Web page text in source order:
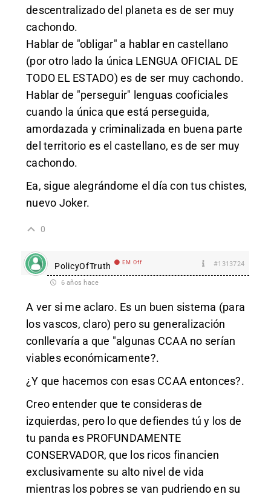
descentralizado del planeta es de ser muy
cachondo.
Hablar de "obligar" a hablar en castellano
(por otro lado la única LENGUA OFICIAL DE
TODO EL ESTADO) es de ser muy cachondo.
Hablar de "perseguir" lenguas cooficiales
cuando la única que está perseguida,
amordazada y criminalizada en buena parte
del territorio es el castellano, es de ser muy
cachondo.
Ea, sigue alegrándome el día con tus chistes,
nuevo Joker.
0
PolicyOfTruth EM Off #1313724
6 años hace
A ver si me aclaro. Es un buen sistema (para
los vascos, claro) pero su generalización
conllevaría a que "algunas CCAA no serían
viables económicamente?.
¿Y que hacemos con esas CCAA entonces?.
Creo entender que te consideras de
izquierdas, pero lo que defiendes tú y los de
tu panda es PROFUNDAMENTE
CONSERVADOR, que los ricos financien
exclusivamente su alto nivel de vida
mientras los pobres se van pudriendo en su